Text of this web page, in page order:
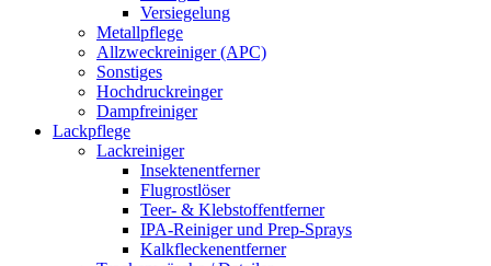
Versiegelung
Metallpflege
Allzweckreiniger (APC)
Sonstiges
Hochdruckreinger
Dampfreiniger
Lackpflege
Lackreiniger
Insektenentferner
Flugrostlöser
Teer- & Klebstoffentferner
IPA-Reiniger und Prep-Sprays
Kalkfleckenentferner